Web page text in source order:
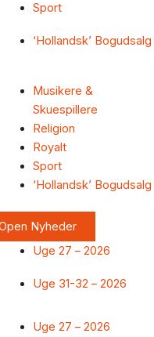
Sport
‘Hollandsk’ Bogudsalg
Musikere &
Skuespillere
Religion
Royalt
Sport
‘Hollandsk’ Bogudsalg
Nyheder
Uge 27 – 2026
Uge 31-32 – 2026
Uge 27 – 2026